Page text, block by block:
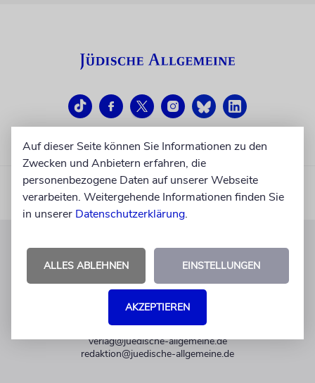
KUNDENSERVICE
+49 30 275833 0
Mo-Do 9-17 Uhr
verlag@juedische-allgemeine.de
redaktion@juedische-allgemeine.de
Auf dieser Seite können Sie Informationen zu den
Zwecken und Anbietern erfahren, die
personenbezogene Daten auf unserer Webseite
verarbeiten. Weitergehende Informationen finden Sie
in unserer Datenschutzerklärung.
ALLES ABLEHNEN EINSTELLUNGEN
AKZEPTIEREN